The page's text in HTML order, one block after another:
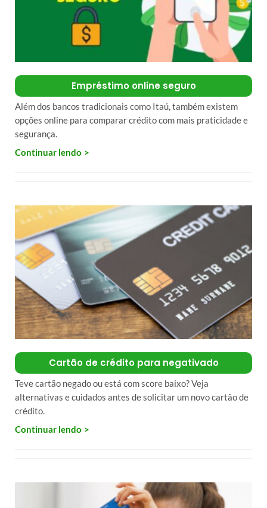
Empréstimo online seguro
Além dos bancos tradicionais como Itaú, também existem
opções online para comparar crédito com mais praticidade e
segurança.
Continuar lendo
Cartão de crédito para negativado
Teve cartão negado ou está com score baixo? Veja
alternativas e cuidados antes de solicitar um novo cartão de
crédito.
Continuar lendo